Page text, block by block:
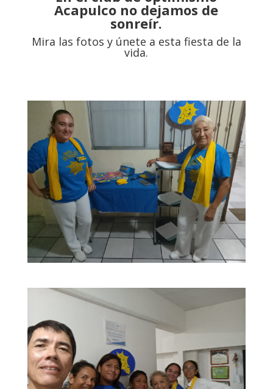
Acapulco no dejamos de
sonreír.
Mira las fotos y únete a esta fiesta de la
vida.